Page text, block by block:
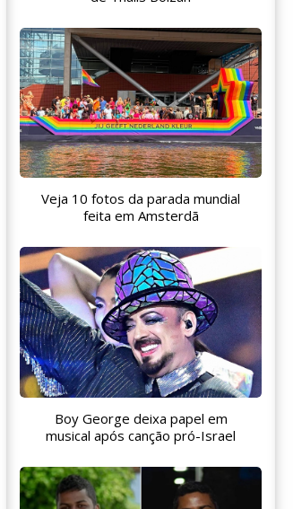
Veja 10 fotos da parada mundial
feita em Amsterdã
Boy George deixa papel em
musical após canção pró-Israel